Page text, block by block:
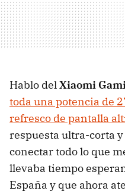
Hablo delXiaomi
toda una potencia de
refresco de pantalla
respuesta ultra-corta
conectar todo lo que
llevaba tiempo
España y que ahora